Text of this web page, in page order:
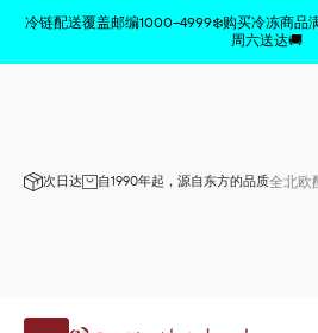
冷链配送覆盖邮编1000–4999❄️购买冷冻商品
周六送达🚚
次日达 自1990年起，源自东方的品质全北欧
商品已从购物车中删除